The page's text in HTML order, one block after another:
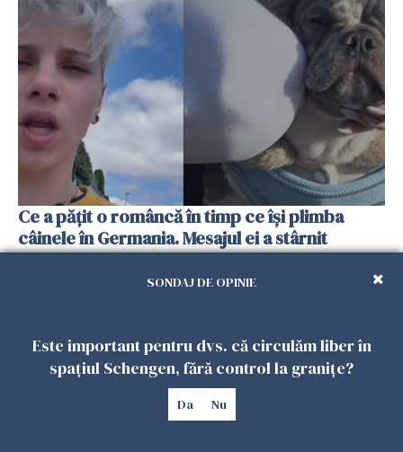
Ce a pățit o româncă în timp ce își plimba
câinele în Germania. Mesajul ei a stârnit
dezbateri aprinse
SONDAJ DE OPINIE
Este important pentru dvs. că circulăm liber în
spațiul Schengen, fără control la granițe?
Da Nu